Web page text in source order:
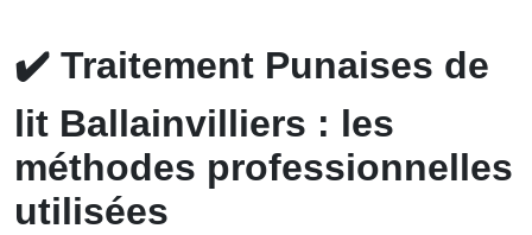
✔️ Traitement Punaises de
lit Ballainvilliers : les
méthodes professionnelles
utilisées